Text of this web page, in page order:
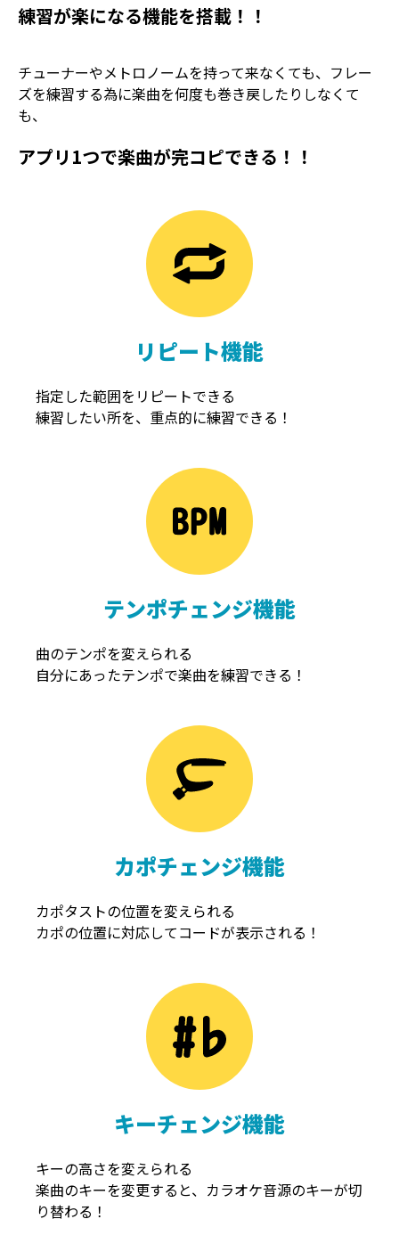
練習が楽になる機能を搭載！！
チューナーやメトロノームを持って来なくても、フレー
ズを練習する為に楽曲を何度も巻き戻したりしなくて
も、
アプリ1つで楽曲が完コピできる！！
リピート機能
指定した範囲をリピートできる
練習したい所を、重点的に練習できる！
テンポチェンジ機能
曲のテンポを変えられる
自分にあったテンポで楽曲を練習できる！
カポチェンジ機能
カポタストの位置を変えられる
カポの位置に対応してコードが表示される！
キーチェンジ機能
キーの高さを変えられる
楽曲のキーを変更すると、カラオケ音源のキーが切
り替わる！